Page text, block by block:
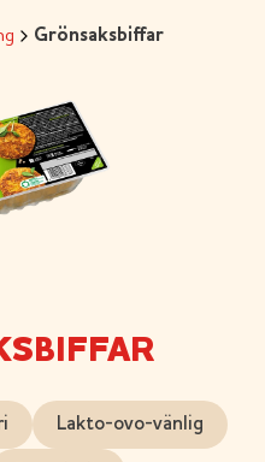
Grönsaksbiffar
Lakto-ovo-vänlig